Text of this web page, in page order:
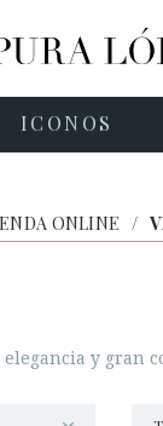
ICONOS
ONLINE /
y gran